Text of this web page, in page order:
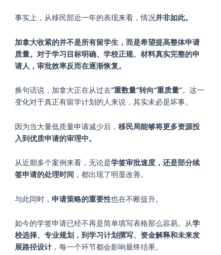
事实上，从移民部近一年的表现来看，情况并非如此。
加拿大收紧的并不是所有留学生，而是希望提高整体申请
质量。对于学习目标明确、学校正规、材料真实完整的申
请人，审批效率反而在逐渐恢复。
换句话说，加拿大正在从过去“重数量”转向“重质量”。这一
变化对于真正有留学计划的人来说，其实未必是坏事。
因为当大量低质量申请减少后， 移民局能够将更多资源投
入到优质申请的审理中。
从近期多个案例来看，无论是学签审批速度，还是部分续
签申请的处理时间 ，都出现了明显改善。
与此同时， 申请策略的重要性也在不断提升。
如今的学签申请已经不再是简单填写表格那么容易。从学
校选择、专业规划，到学习计划撰写、资金解释和未来发
展路径设计 ，每一个环节都会影响最终结果。